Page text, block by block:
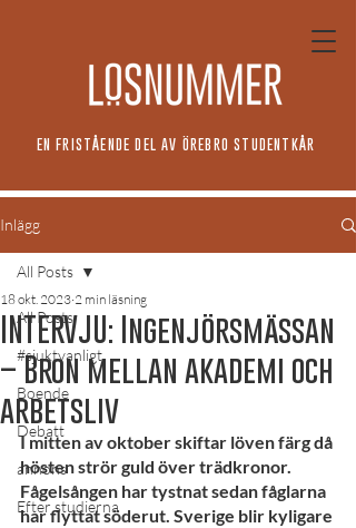
EN FRISTÅENDE DEL AV ÖREBRO STUDENTKÅR
Inlägg
All Posts
#sjuktvanligt
Boende
Debatt
annons
Efter studierna
All Posts
INTERVJU: Ingenjörsmässan
– Bron mellan akademi och
arbetsliv
18 okt. 2023 2 min läsning
I mitten av oktober skiftar löven färg då
hösten strör guld över trädkronor.
Fågelsången har tystnat sedan fåglarna
har flyttat söderut. Sverige blir kyligare